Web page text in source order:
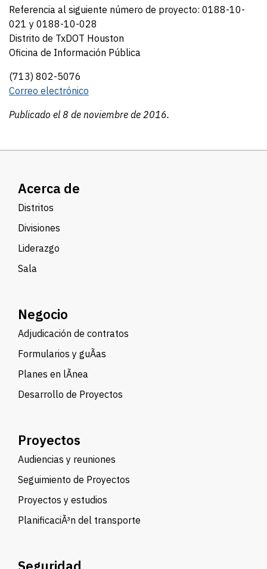
Referencia al siguiente número de proyecto: 0188-10-
021 y 0188-10-028
Distrito de TxDOT Houston
Oficina de Información Pública
(713) 802-5076
Correo electrónico
Publicado el 8 de noviembre de 2016.
Acerca de
Distritos
Divisiones
Liderazgo
Sala
Negocio
Adjudicación de contratos
Formularios y guÃ­as
Planes en lÃ­nea
Desarrollo de Proyectos
Proyectos
Audiencias y reuniones
Seguimiento de Proyectos
Proyectos y estudios
PlanificaciÃ³n del transporte